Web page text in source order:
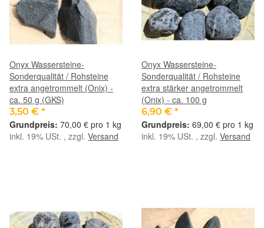
Onyx Wassersteine-
Sonderqualität / Rohsteine
extra angetrommelt (Onix) -
ca. 50 g (GKS)
3,50 € *
70,00 € pro 1 kg
inkl. 19% USt. , zzgl. Versand
Onyx Wassersteine-
Sonderqualität / Rohsteine
extra stärker angetrommelt
(Onix) - ca. 100 g
6,90 € *
69,00 € pro 1 kg
inkl. 19% USt. , zzgl. Versand